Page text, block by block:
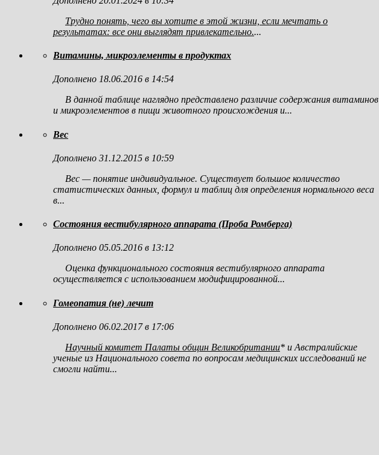
Трудно понять, чего вы хотите в этой жизни, если мечтать о
результатах: все они выглядят привлекательно....
Витамины, микроэлементы в продуктах
Дополнено 18.06.2016 в 14:54
В данной таблице наглядно представлено различие содержания витаминов
и микроэлементов в пищи животного происхождения и...
Вес
Дополнено 31.12.2015 в 10:59
Вес — понятие индивидуальное. Существует большое количество
статистических данных, формул и таблиц для определения нормального веса
в...
Состояния вестибулярного аппарата (Проба Ромберга)
Дополнено 05.05.2016 в 13:12
Оценка функционального состояния вестибулярного аппарата
осуществляется с использованием модифицированной...
Гомеопатия (не) лечит
Дополнено 06.02.2017 в 17:06
Научный комитет Палаты общин Великобритании* и Австралийские
ученые из Национального совета по вопросам медицинских исследований не
смогли найти...